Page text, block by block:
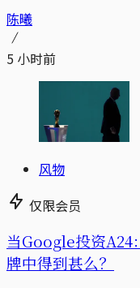
陈曦
5 小时前
风物
仅限会员
当Google投资
牌中得到甚么？